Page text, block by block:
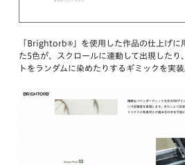
「Brightorb®︎」を使用した作品の仕上げに
た5色が、スクロールに連動して出現したり
トをランダムに染めたりするギミックを実装